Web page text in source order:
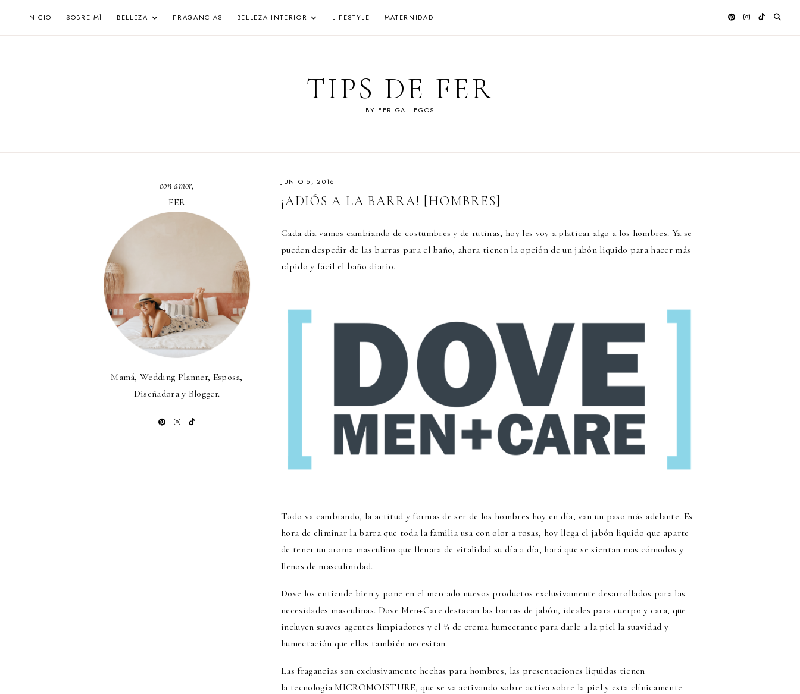
INICIO SOBRE MÍ BELLEZA FRAGANCIAS BELLEZA INTERIOR LIFESTYLE MATERNIDAD
TIPS DE FER
BY FER GALLEGOS
JUNIO 6, 2016
¡ADIÓS A LA BARRA! [HOMBRES]
Cada día vamos cambiando de costumbres y de rutinas, hoy les voy a platicar algo a los hombres. Ya se
pueden despedir de las barras para el baño, ahora tienen la opción de un jabón liquido para hacer más
rápido y fácil el baño diario.
Todo va cambiando, la actitud y formas de ser de los hombres hoy en día, van un paso más adelante. Es
hora de eliminar la barra que toda la familia usa con olor a rosas, hoy llega el jabón liquido que aparte
de tener un aroma masculino que llenara de vitalidad su día a día, hará que se sientan mas cómodos y
llenos de masculinidad.
Dove los entiende bien y pone en el mercado nuevos productos exclusivamente desarrollados para las
necesidades masculinas. Dove Men+Care destacan las barras de jabón, ideales para cuerpo y cara, que
incluyen suaves agentes limpiadores y el ¼ de crema humectante para darle a la piel la suavidad y
humectación que ellos también necesitan.
Las fragancias son exclusivamente hechas para hombres, las presentaciones líquidas tienen
la tecnología MICROMOISTURE, que se va activando sobre activa sobre la piel y esta clínicamente
con amor,
FER
Mamá, Wedding Planner, Esposa,
Diseñadora y Blogger.